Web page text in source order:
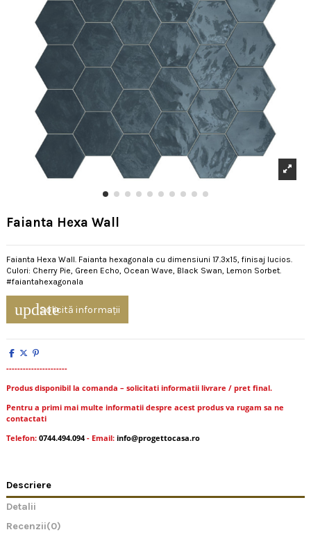
Faianta Hexa Wall
Faianta Hexa Wall. Faianta hexagonala cu dimensiuni 17.3x15, finisaj lucios.
Culori: Cherry Pie, Green Echo, Ocean Wave, Black Swan, Lemon Sorbet.
#faiantahexagonala
updateSolicită informații
----------------------
Produs disponibil la comanda – solicitati informatii livrare / pret final.
Pentru a primi mai multe informatii despre acest produs va rugam sa ne
contactati
Telefon: 0744.494.094- Email: info@progettocasa.ro
Descriere
Detalii
Recenzii(0)